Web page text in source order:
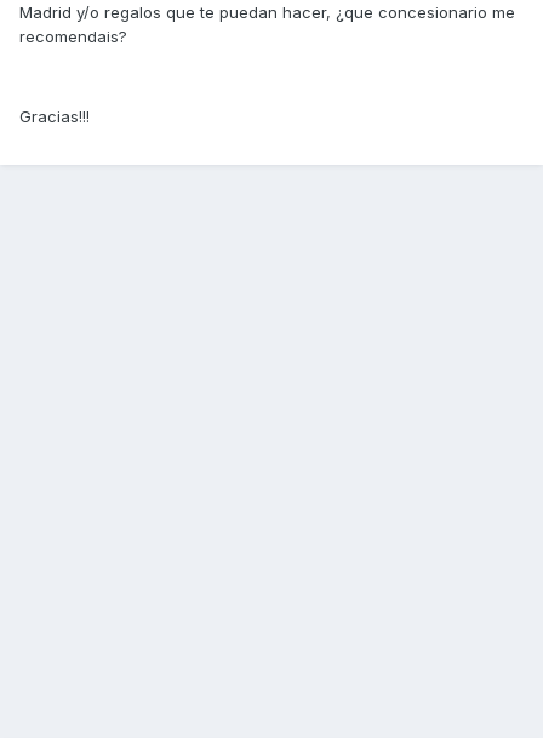
Madrid y/o regalos que te puedan hacer, ¿que concesionario me
recomendais?
Gracias!!!